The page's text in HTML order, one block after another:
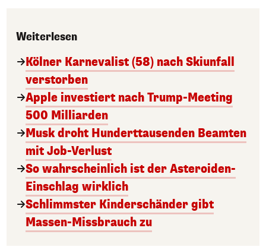
Weiterlesen
Kölner Karnevalist (58) nach Skiunfall
verstorben
Apple investiert nach Trump-Meeting
500 Milliarden
Musk droht Hunderttausenden Beamten
mit Job-Verlust
So wahrscheinlich ist der Asteroiden-
Einschlag wirklich
Schlimmster Kinderschänder gibt
Massen-Missbrauch zu